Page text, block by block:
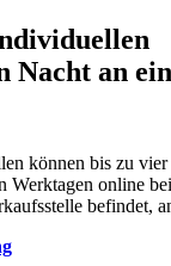
Nacht an
können bis zu
Werktagen online
befindet,